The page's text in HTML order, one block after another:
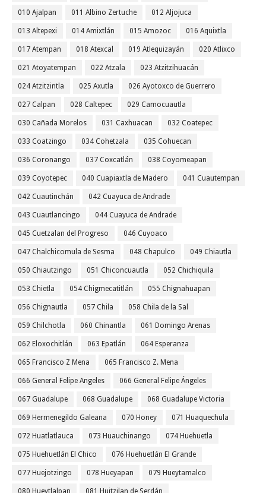
010 Ajalpan 011 Albino Zertuche 012 Aljojuca
013 Altepexi 014 Amixtlán 015 Amozoc 016 Aquixtla
017 Atempan 018 Atexcal 019 Atlequizayán 020 Atlixco
021 Atoyatempan 022 Atzala 023 Atzitzihuacán
024 Atzitzintla 025 Axutla 026 Ayotoxco de Guerrero
027 Calpan 028 Caltepec 029 Camocuautla
030 Cañada Morelos 031 Caxhuacan 032 Coatepec
033 Coatzingo 034 Cohetzala 035 Cohuecan
036 Coronango 037 Coxcatlán 038 Coyomeapan
039 Coyotepec 040 Cuapiaxtla de Madero 041 Cuautempan
042 Cuautinchán 042 Cuayuca de Andrade
043 Cuautlancingo 044 Cuayuca de Andrade
045 Cuetzalan del Progreso 046 Cuyoaco
047 Chalchicomula de Sesma 048 Chapulco 049 Chiautla
050 Chiautzingo 051 Chiconcuautla 052 Chichiquila
053 Chietla 054 Chigmecatitlán 055 Chignahuapan
056 Chignautla 057 Chila 058 Chila de la Sal
059 Chilchotla 060 Chinantla 061 Domingo Arenas
062 Eloxochitlán 063 Epatlán 064 Esperanza
065 Francisco Z Mena 065 Francisco Z. Mena
066 General Felipe Angeles 066 General Felipe Ángeles
067 Guadalupe 068 Guadalupe 068 Guadalupe Victoria
069 Hermenegildo Galeana 070 Honey 071 Huaquechula
072 Huatlatlauca 073 Huauchinango 074 Huehuetla
075 Huehuetlán El Chico 076 Huehuetlán El Grande
077 Huejotzingo 078 Hueyapan 079 Hueytamalco
080 Hueytlalpan 081 Huitzilan de Serdán